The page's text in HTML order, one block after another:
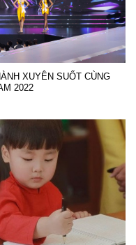
XUYÊN SUỐT CÙNG
2022